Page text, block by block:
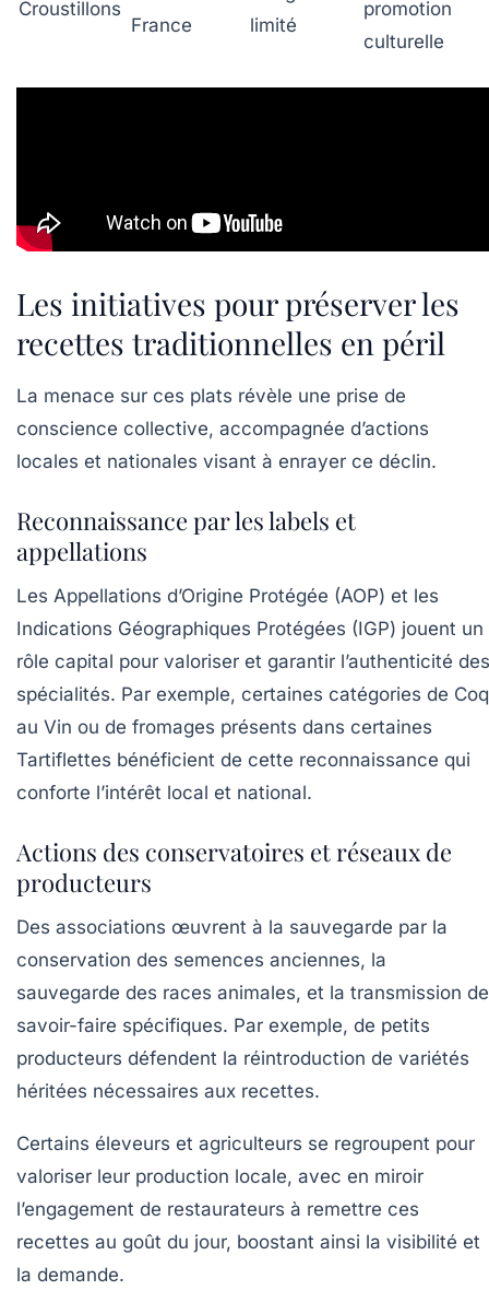
Croustillons
France
limité
promotion
culturelle
Les initiatives pour préserver les
recettes traditionnelles en péril
La menace sur ces plats révèle une prise de
conscience collective, accompagnée d’actions
locales et nationales visant à enrayer ce déclin.
Reconnaissance par les labels et
appellations
Les Appellations d’Origine Protégée (AOP) et les
Indications Géographiques Protégées (IGP) jouent un
rôle capital pour valoriser et garantir l’authenticité des
spécialités. Par exemple, certaines catégories de Coq
au Vin ou de fromages présents dans certaines
Tartiflettes bénéficient de cette reconnaissance qui
conforte l’intérêt local et national.
Actions des conservatoires et réseaux de
producteurs
Des associations œuvrent à la sauvegarde par la
conservation des semences anciennes, la
sauvegarde des races animales, et la transmission de
savoir-faire spécifiques. Par exemple, de petits
producteurs défendent la réintroduction de variétés
héritées nécessaires aux recettes.
Certains éleveurs et agriculteurs se regroupent pour
valoriser leur production locale, avec en miroir
l’engagement de restaurateurs à remettre ces
recettes au goût du jour, boostant ainsi la visibilité et
la demande.